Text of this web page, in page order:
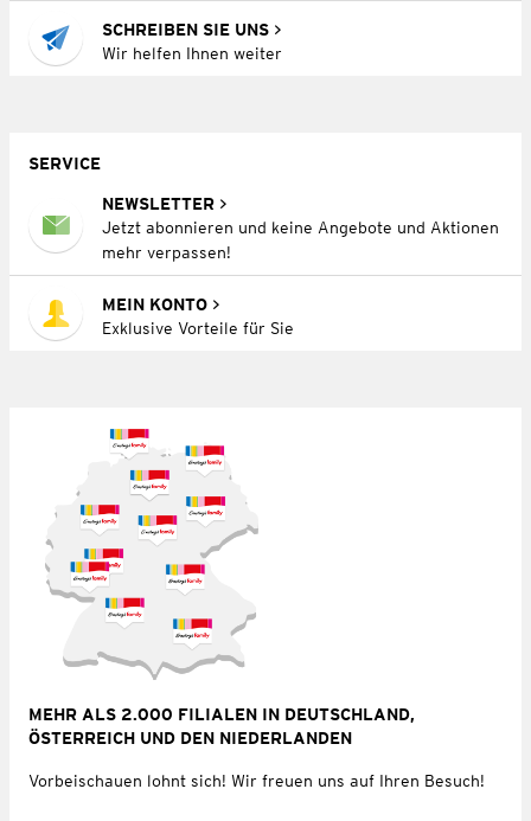
SCHREIBEN SIE UNS
Wir helfen Ihnen weiter
SERVICE
NEWSLETTER
Jetzt abonnieren und keine Angebote und Aktionen
mehr verpassen!
MEIN KONTO
Exklusive Vorteile für Sie
MEHR ALS 2.000 FILIALEN IN DEUTSCHLAND,
ÖSTERREICH UND DEN NIEDERLANDEN
Vorbeischauen lohnt sich! Wir freuen uns auf Ihren Besuch!